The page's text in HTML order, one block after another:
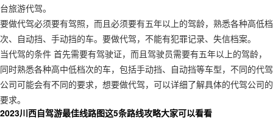
台旅游代驾。
要做代驾必须要有驾照，而且必须要有五年以上的驾龄，熟悉各种高低档
次、自动挡、手动挡的车。要做代驾，不能有犯罪记录、失信档案。
当代驾的条件 首先需要有驾驶证，而且驾驶员需要有五年以上的驾龄，
同时熟悉各种高中低档次的车，包括手动挡、自动挡等车型，不同的代驾
公司可能会有不同的要求，想要做代驾，可以详细了解具体的代驾公司的
要求。
2023川西自驾游最佳线路图这5条路线攻略大家可以看看